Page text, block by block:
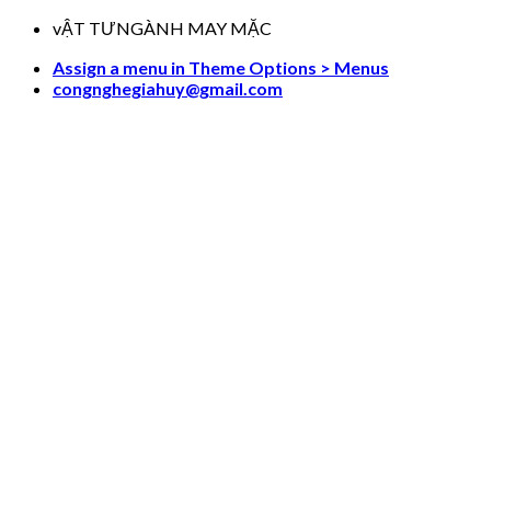
Skip
content
vẬT TƯNGÀNH MAY MẶC
Assign a menu in Theme Options > Menus
congnghegiahuy@gmail.com